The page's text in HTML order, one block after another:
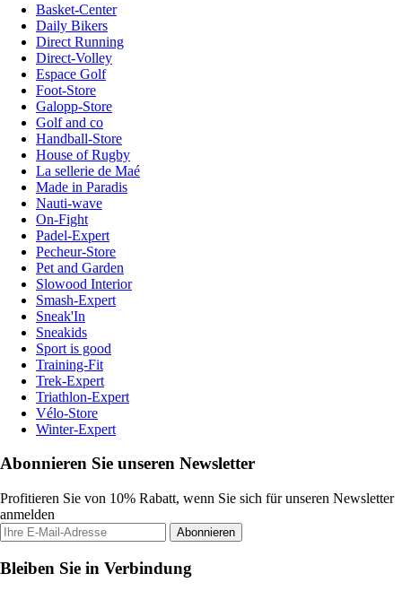
Basket-Center
Daily Bikers
Direct Running
Direct-Volley
Espace Golf
Foot-Store
Galopp-Store
Golf and co
Handball-Store
House of Rugby
La sellerie de Maé
Made in Paradis
Nauti-wave
On-Fight
Padel-Expert
Pecheur-Store
Pet and Garden
Slowood Interior
Smash-Expert
Sneak'In
Sneakids
Sport is good
Training-Fit
Trek-Expert
Triathlon-Expert
Vélo-Store
Winter-Expert
Abonnieren Sie unseren Newsletter
Profitieren Sie von 10% Rabatt, wenn Sie sich für unseren Newsletter
anmelden
Abonnieren
Bleiben Sie in Verbindung